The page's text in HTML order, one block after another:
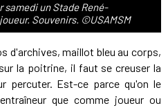
samedi un Stade René-
Souvenirs. ©USAMSM
d'archives, maillot bleu au corps,
la poitrine, il faut se creuser la
percuter. Est-ce parce qu'on le
que comme joueur ou